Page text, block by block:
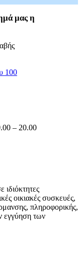
μας η
100
– 20.00
ιδιόκτητες
οικιακές συσκευές,
πληροφορικής,
εγγύηση των